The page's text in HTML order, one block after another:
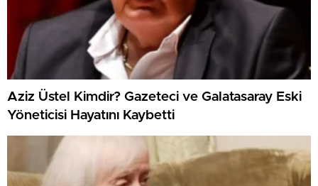
Aziz Üstel Kimdir? Gazeteci ve Galatasaray Eski
Yöneticisi Hayatını Kaybetti